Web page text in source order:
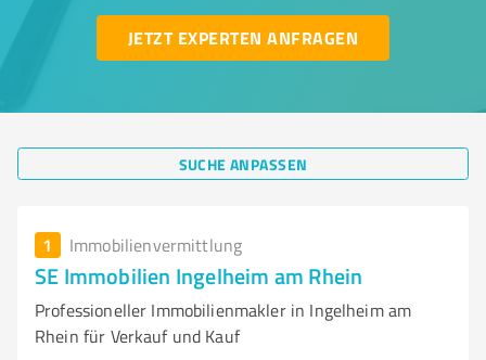
JETZT EXPERTEN ANFRAGEN
SUCHE ANPASSEN
1 Immobilienvermittlung
SE Immobilien Ingelheim am Rhein
Professioneller Immobilienmakler in Ingelheim am
Rhein für Verkauf und Kauf